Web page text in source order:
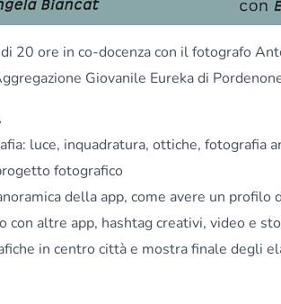
20 ore in co-docenza con il fotografo
Giovanile Eureka di
luce, inquadratura, ottiche, fotografia
fotografico
della app, come avere un profilo
con altre app, hashtag creativi, video e
in centro città e mostra finale degli